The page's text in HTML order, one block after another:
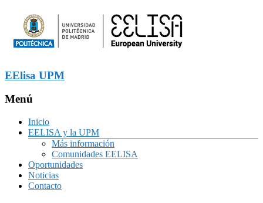
EElisa UPM
Menú
Inicio
EELISA y la UPM
Más información
Comunidades EELISA
Oportunidades
Noticias
Contacto